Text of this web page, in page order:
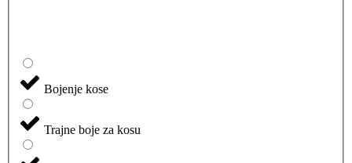
Bojenje kose
Trajne boje za kosu